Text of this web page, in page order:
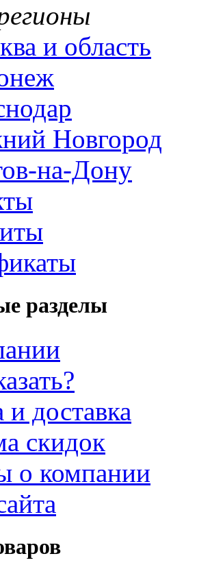
и область
Новгород
на-Дону
разделы
и доставка
скидок
о компании